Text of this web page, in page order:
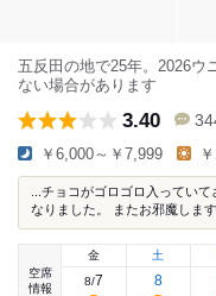
五反田の地で25年。2026
ない場合があります
3.40
￥6,000～￥7,999
...チョコがゴロゴロ入ってい
なりました。 またお邪魔しま
空席
情報
金
8/7
土
8